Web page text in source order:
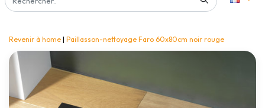
Revenir à home | Paillasson-nettoyage Faro 60x80cm noir rouge